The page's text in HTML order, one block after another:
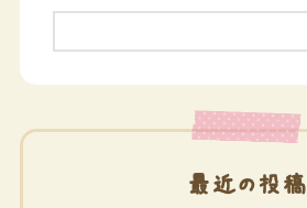
最近の投稿